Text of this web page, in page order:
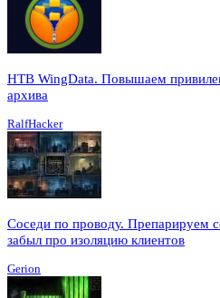
HTB WingData. Повышаем
архива
RalfHacker
Соседи по проводу. Препарируем
забыл про изоляцию клиентов
Gerion